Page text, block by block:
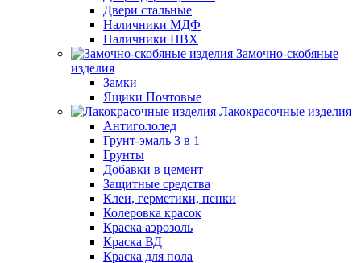
Двери стальные
Наличники МДФ
Наличники ПВХ
Замочно-скобяные
изделия
Замки
Ящики Почтовые
Лакокрасочные изделия
Антигололед
Грунт-эмаль 3 в 1
Грунты
Добавки в цемент
Защитные средства
Клеи, герметики, пенки
Колеровка красок
Краска аэрозоль
Краска ВД
Краска для пола